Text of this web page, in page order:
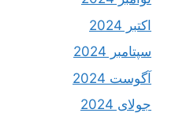
اکتبر 2024
سپتامبر 2024
آگوست 2024
جولای 2024